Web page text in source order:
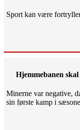
Sport kan være
Hjemmebanen
Minerne var negative,
sin første kamp i